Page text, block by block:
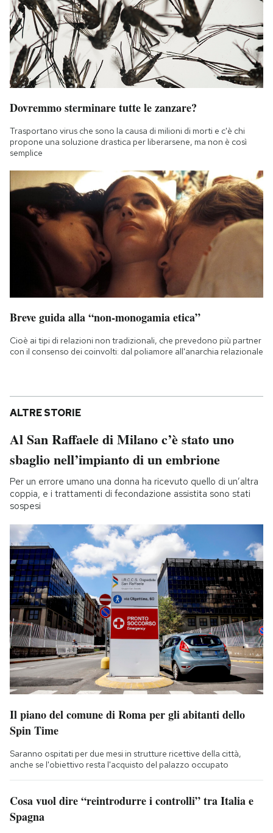
Dovremmo sterminare tutte le zanzare?
Trasportano virus che sono la causa di milioni di morti e c'è chi
propone una soluzione drastica per liberarsene, ma non è così
semplice
Breve guida alla “non-monogamia etica”
Cioè ai tipi di relazioni non tradizionali, che prevedono più partner
con il consenso dei coinvolti: dal poliamore all'anarchia relazionale
ALTRE STORIE
Al San Raffaele di Milano c’è stato uno
sbaglio nell’impianto di un embrione
Per un errore umano una donna ha ricevuto quello di un’altra
coppia, e i trattamenti di fecondazione assistita sono stati
sospesi
Il piano del comune di Roma per gli abitanti dello
Spin Time
Saranno ospitati per due mesi in strutture ricettive della città,
anche se l'obiettivo resta l'acquisto del palazzo occupato
Cosa vuol dire “reintrodurre i controlli” tra Italia e
Spagna